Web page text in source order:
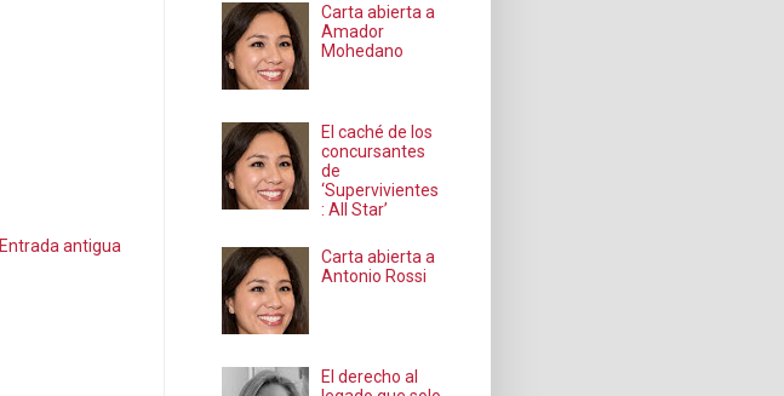
Entrada antigua
Carta abierta a
Amador
Mohedano
El caché de los
concursantes
de
‘Supervivientes
: All Star’
Carta abierta a
Antonio Rossi
El derecho al